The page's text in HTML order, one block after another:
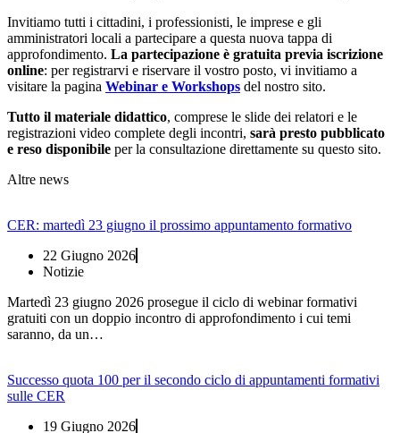
Invitiamo tutti i cittadini, i professionisti, le imprese e gli
amministratori locali a partecipare a questa nuova tappa di
approfondimento. La partecipazione è gratuita previa iscrizione
online: per registrarvi e riservare il vostro posto, vi invitiamo a
visitare la pagina Webinar e Workshops del nostro sito.
Tutto il materiale didattico, comprese le slide dei relatori e le
registrazioni video complete degli incontri, sarà presto pubblicato
e reso disponibile per la consultazione direttamente su questo sito.
Altre news
CER: martedì 23 giugno il prossimo appuntamento formativo
22 Giugno 2026
Notizie
Martedì 23 giugno 2026 prosegue il ciclo di webinar formativi
gratuiti con un doppio incontro di approfondimento i cui temi
saranno, da un…
Successo quota 100 per il secondo ciclo di appuntamenti formativi
sulle CER
19 Giugno 2026